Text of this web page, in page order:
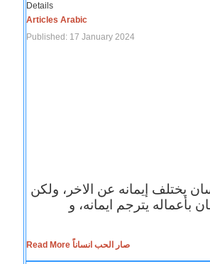
Details
Articles Arabic
Published: 17 January 2024
يختلف إيمانه عن الاخر، ولكن
بأعماله يترجم ايمانه، و
Read More صار الحب انساناً